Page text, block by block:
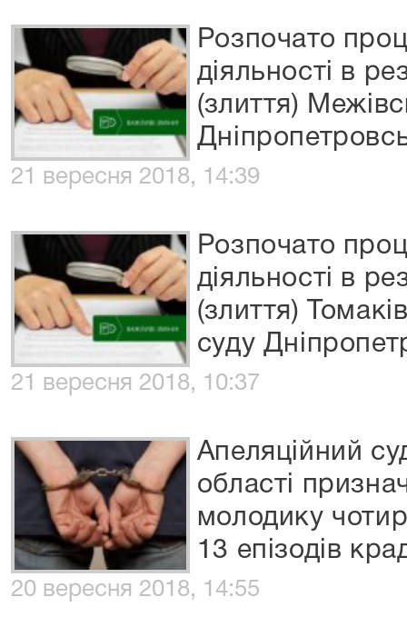
Розпочато
діяльності в
(злиття)
21 вересня 2018, 14:39
Розпочато
діяльності в
(злиття)
суду
21 вересня 2018, 10:37
Апеляційний
області
молодику
13 епізодів
20 вересня 2018, 14:55